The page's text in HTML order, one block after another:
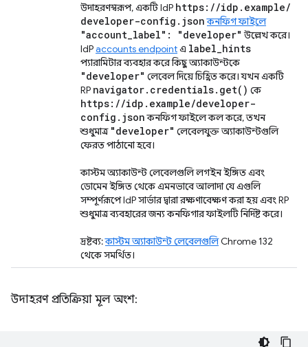
উদাহরণস্বরূপ, একটি IdP https: //idp . example/
developer-config . json কনফিগ ফাইলে
"account_label": "developer" উল্লেখ করে।
IdPaccounts endpointএ label_hints
প্যারামিটার ব্যবহার করে কিছু অ্যাকাউন্টকে
"developer" লেবেল দিয়ে চিহ্নিত করে। যখন একটি
RP navigator. credentials. get( ) কে
https: //idp . example/developer-
config . jsonকনফিগ ফাইলে কল করে, তখন
শুধুমাত্র "developer" লেবেলযুক্ত অ্যাকাউন্টগুলি
ফেরত পাঠানো হবে।
কাস্টম অ্যাকাউন্ট লেবেলগুলি লগইন ইঙ্গিত এবং
ডোমেন ইঙ্গিত থেকে এমনভাবে আলাদা যে এগুলি
সম্পূর্ণরূপে IdP সার্ভার দ্বারা রক্ষণাবেক্ষণ করা হয় এবং RP
শুধুমাত্র ব্যবহারের জন্য কনফিগার ফাইলটি নির্দিষ্ট করে।
দ্রষ্টব্য:কাস্টম অ্যাকাউন্ট লেবেলগুলিChrome 132
থেকে সমর্থিত।
উদাহরণ প্রতিক্রিয়া মূল অংশ: